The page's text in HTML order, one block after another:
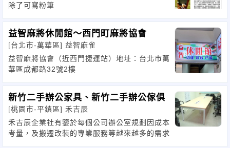
除了可寫粉筆
益智麻將休閒館～西門町麻將協會
[台北市-萬華區] 益智麻雀
益智麻將協會（近西門捷運站）地址：台北市萬
華區成都路32號2樓
新竹二手辦公家具、新竹二手辦公傢俱
[桃園市-平鎮區] 禾吉辰
禾吉辰企業社有鑒於每個公司辦公室規劃因成本
考量，及搬遷改裝的專業服務等越來越多的需求